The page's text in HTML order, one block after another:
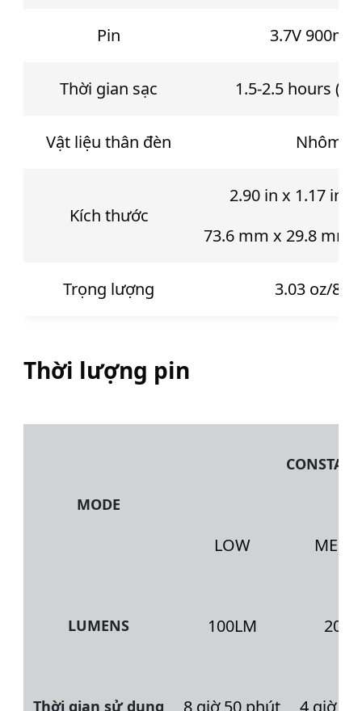
Pin 3.7V
Thời gian sạc 1.5-2.5 hours
Vật liệu thân đèn Nhôm
Kích thước
2.90 in x 1.17 in x
73.6 mm x 29.8 mm
Trọng lượng 3.03 oz/86
Thời lượng pin
MODE
LOW
LUMENS 100LM
Thời gian sử dụng